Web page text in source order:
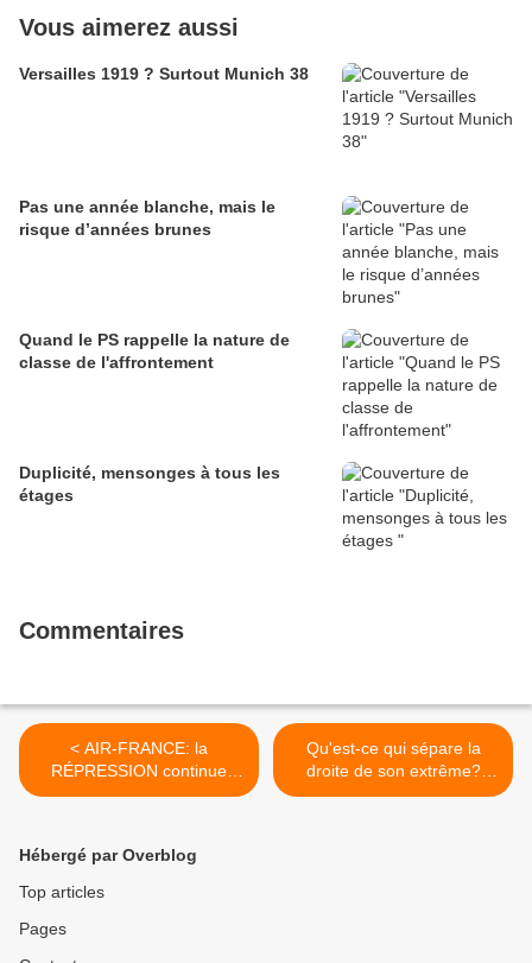
Vous aimerez aussi
Versailles 1919 ? Surtout Munich 38
Pas une année blanche, mais le
risque d’années brunes
Quand le PS rappelle la nature de
classe de l'affrontement
Duplicité, mensonges à tous les
étages
Commentaires
< AIR-FRANCE: la
RÉPRESSION continue
...Onze salariés convoqués
compagnie
Qu'est-ce qui sépare la
droite de son extrême?
Rien. >
Hébergé par Overblog
Top articles
Pages